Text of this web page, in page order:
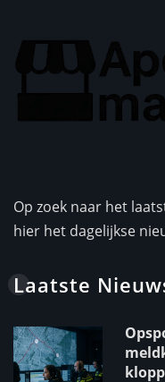
Op zoek naar het
hier het dagelijkse
Laatste